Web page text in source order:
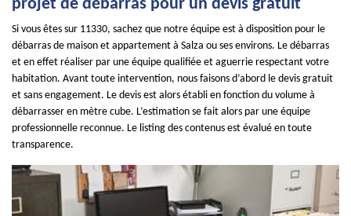
projet de débarras pour un devis gratuit
Si vous êtes sur 11330, sachez que notre équipe est à disposition pour le
débarras de maison et appartement à Salza ou ses environs. Le débarras
et en effet réaliser par une équipe qualifiée et aguerrie respectant votre
habitation. Avant toute intervention, nous faisons d’abord le devis gratuit
et sans engagement. Le devis est alors établi en fonction du volume à
débarrasser en mètre cube. L’estimation se fait alors par une équipe
professionnelle reconnue. Le listing des contenus est évalué en toute
transparence.